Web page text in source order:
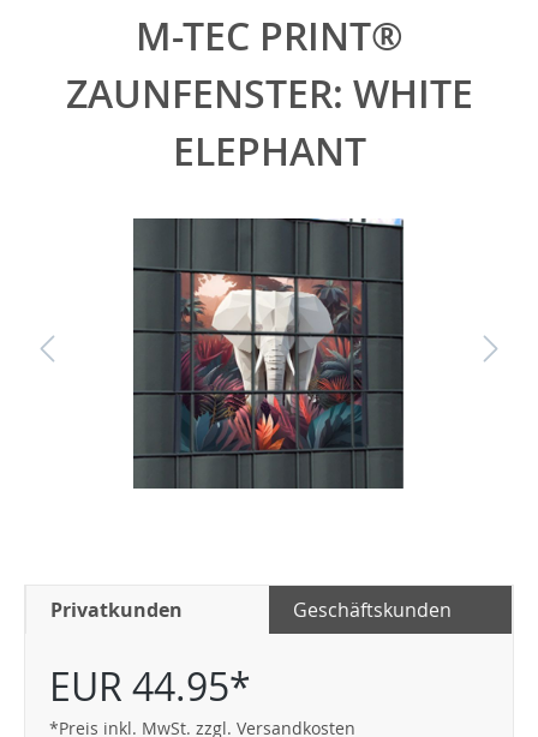
M-TEC PRINT®
ZAUNFENSTER: WHITE
ELEPHANT
Privatkunden Geschäftskunden
EUR 44.95*
*Preis inkl. MwSt. zzgl. Versandkosten